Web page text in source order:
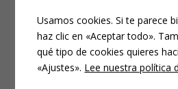
JUN 4, 2021|PENAL
Introducción. Según la Sentencia
nº 214/2017, de 29 de marzo
Usamos cookies. Si te parece
haz clic en «Aceptar todo».
qué tipo de cookies quieres
«Ajustes». Lee nuestra política